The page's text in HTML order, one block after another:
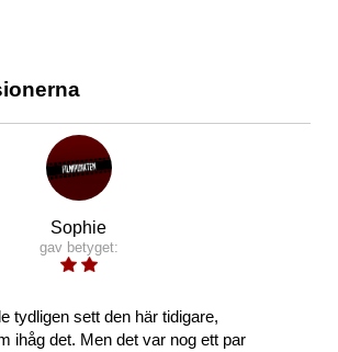
Sophie
gav betyget:
tydligen sett den här tidigare,
ihåg det. Men det var nog ett par